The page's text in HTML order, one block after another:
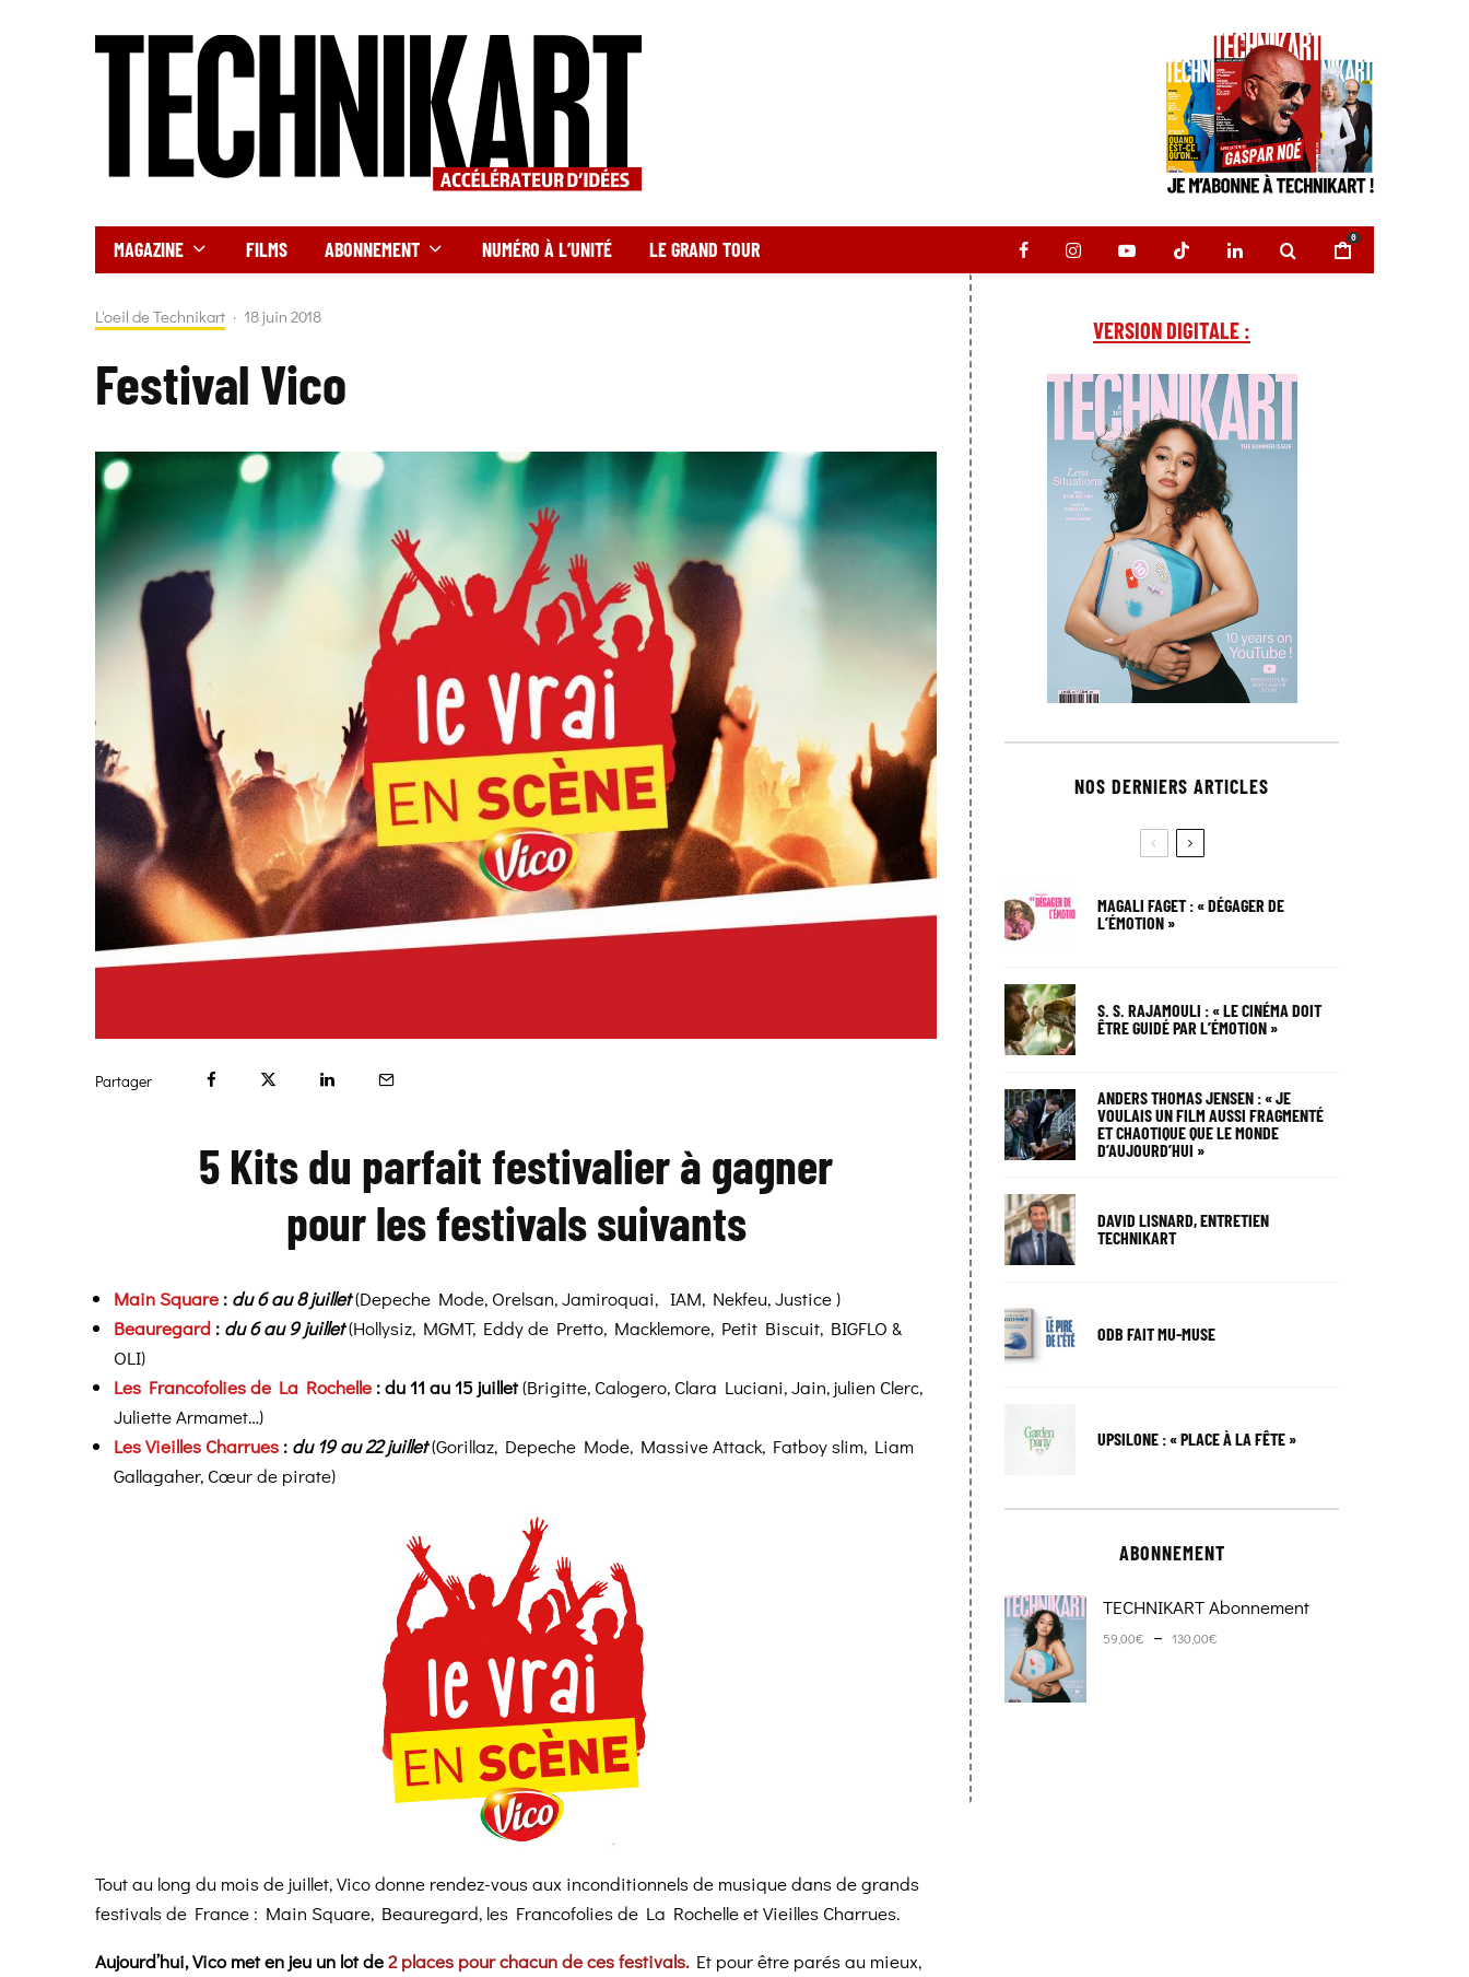
MAGAZINE FILMS ABONNEMENT NUMÉRO À L’UNITÉ LE GRAND TOUR 0
L'oeil de Technikart · 18 juin 2018
Festival Vico
Partager
5 Kits du parfait festivalier à gagner
pour les festivals suivants
Main Square : du 6 au 8 juillet(Depeche Mode, Orelsan, Jamiroquai, IAM, Nekfeu, Justice )
Beauregard : du 6 au 9 juillet(Hollysiz, MGMT, Eddy de Pretto, Macklemore, Petit Biscuit, BIGFLO &
OLI)
Les Francofolies de La Rochelle : du 11 au 15 juillet(Brigitte, Calogero, Clara Luciani, Jain, julien Clerc,
Juliette Armamet…)
Les Vieilles Charrues : du 19 au 22 juillet(Gorillaz, Depeche Mode, Massive Attack, Fatboy slim, Liam
Gallagaher, Cœur de pirate)
Tout au long du mois de juillet, Vico donne rendez-vous aux inconditionnels de musique dans de grands
festivals de France : Main Square, Beauregard, les Francofolies de La Rochelle et Vieilles Charrues.
Aujourd’hui,Vico met en jeu un lot de2 places pour chacun de ces festivals.Et pour être parés au mieux,
VERSION DIGITALE :
NOS DERNIERS ARTICLES
MAGALI FAGET : « DÉGAGER DE
L’ÉMOTION »
S. S. RAJAMOULI : « LE CINÉMA DOIT
ÊTRE GUIDÉ PAR L’ÉMOTION »
ANDERS THOMAS JENSEN : « JE
VOULAIS UN FILM AUSSI FRAGMENTÉ
ET CHAOTIQUE QUE LE MONDE
D’AUJOURD’HUI »
DAVID LISNARD, ENTRETIEN
TECHNIKART
ODB FAIT MU-MUSE
UPSILONE : « PLACE À LA FÊTE »
ABONNEMENT
TECHNIKART Abonnement
59,00€ – 130,00€